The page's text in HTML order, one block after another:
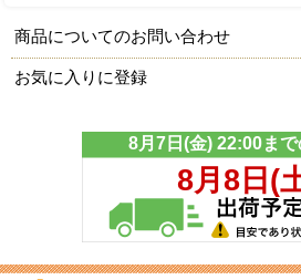
商品についてのお問い合わせ
お気に入りに登録